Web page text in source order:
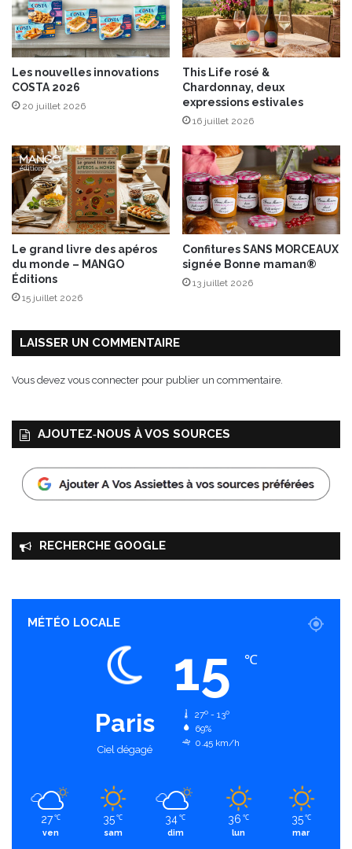
e
r
s
u
r
b
a
s
c
u
i
t
Les nouvelles innovations
COSTA 2026
20 juillet 2026
This Life rosé &
Chardonnay, deux
expressions estivales
16 juillet 2026
Le grand livre des apéros
du monde – MANGO
Éditions
15 juillet 2026
Confitures SANS MORCEAUX
signée Bonne maman®
13 juillet 2026
LAISSER UN COMMENTAIRE
Vous devez vous connecter pour publier un commentaire.
AJOUTEZ‑NOUS À VOS SOURCES
RECHERCHE GOOGLE
MÉTÉO LOCALE
Paris
Ciel dégagé
15 ℃
27º - 13º
69%
0.45 km/h
27 ℃
ven
35 ℃
sam
34 ℃
dim
36 ℃
lun
35 ℃
mar